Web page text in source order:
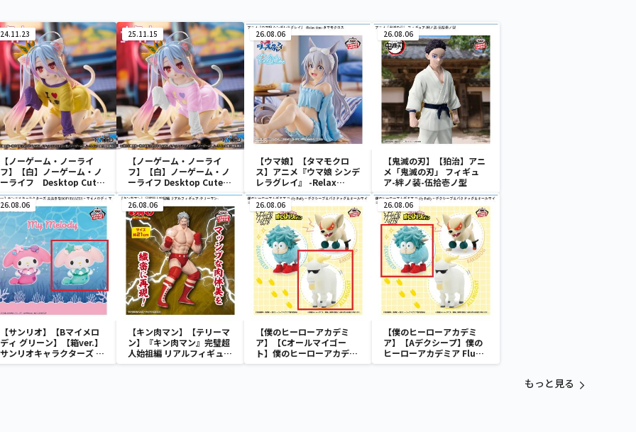
24.11.23
【ノーゲーム・ノーライ
フ】【白】ノーゲーム・ノ
ーライフ Desktop Cute
フィギュア 白～猫耳Tシ
ャツver.～
25.11.15
【ノーゲーム・ノーライ
フ】【白】ノーゲーム・ノ
ーライフ Desktop Cute
フィギュア 白～猫耳Tシャ
ツver.～Renewal
26.08.06
【ウマ娘】【タマモクロ
ス】アニメ『ウマ娘 シンデ
レラグレイ』 -Relax
time-タマモクロス
26.08.06
【鬼滅の刃】【狛治】アニ
メ「鬼滅の刃」 フィギュ
ア-絆ノ装-伍拾壱ノ型
26.08.06
【サンリオ】【Bマイメロ
ディ グリーン】【箱ver.】
サンリオキャラクターズ お
おきなSOFVIMATES～マ
26.08.06
【キン肉マン】【テリーマ
ン】『キン肉マン』完璧超
人始祖編 リアルフィギュ
ア-テリーマン-
26.08.06
【僕のヒーローアカデミ
ア】【Cオールマイゴー
ト】僕のヒーローアカデミ
ア Fluffy Puffy～デクシー
26.08.06
【僕のヒーローアカデミ
ア】【Aデクシープ】僕の
ヒーローアカデミア Fluffy
Puffy～デクシープ＆バク
もっと見る